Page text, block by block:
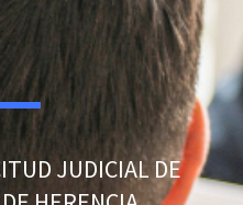
JUDICIAL DE